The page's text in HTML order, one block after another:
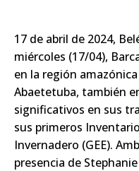
17 de abril de 2024,
miércoles (17/04),
en la región
Abaetetuba, también
significativos en sus
sus primeros
Invernadero (GEE).
presencia de